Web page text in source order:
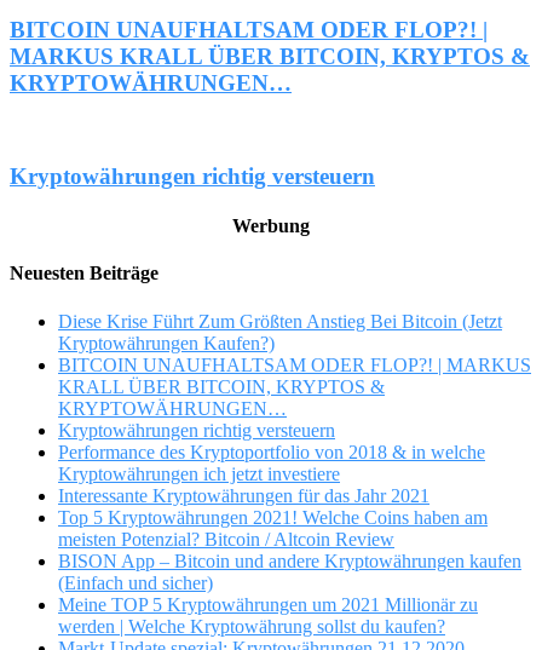
BITCOIN UNAUFHALTSAM ODER FLOP?! |
MARKUS KRALL ÜBER BITCOIN, KRYPTOS &
KRYPTOWÄHRUNGEN…
Kryptowährungen richtig versteuern
Werbung
Neuesten Beiträge
Diese Krise Führt Zum Größten Anstieg Bei Bitcoin (Jetzt
Kryptowährungen Kaufen?)
BITCOIN UNAUFHALTSAM ODER FLOP?! | MARKUS
KRALL ÜBER BITCOIN, KRYPTOS &
KRYPTOWÄHRUNGEN…
Kryptowährungen richtig versteuern
Performance des Kryptoportfolio von 2018 & in welche
Kryptowährungen ich jetzt investiere
Interessante Kryptowährungen für das Jahr 2021
Top 5 Kryptowährungen 2021! Welche Coins haben am
meisten Potenzial? Bitcoin / Altcoin Review
BISON App – Bitcoin und andere Kryptowährungen kaufen
(Einfach und sicher)
Meine TOP 5 Kryptowährungen um 2021 Millionär zu
werden | Welche Kryptowährung sollst du kaufen?